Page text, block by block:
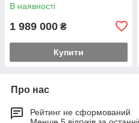
В наявності
1 989 000 ₴
Купити
Про нас
Рейтинг не сформований